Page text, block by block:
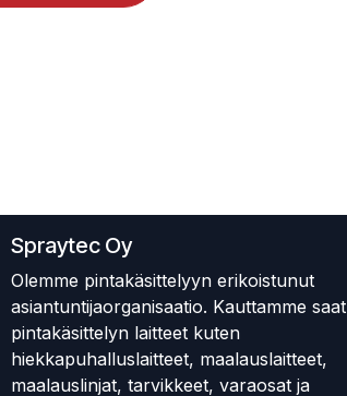
Spraytec Oy
Olemme pintakäsittelyyn erikoistunut
asiantuntijaorganisaatio. Kauttamme saat
pintakäsittelyn laitteet kuten
hiekkapuhalluslaitteet, maalauslaitteet,
maalauslinjat, tarvikkeet, varaosat ja